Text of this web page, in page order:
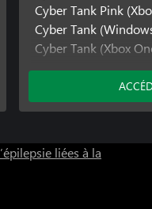
Cyber Tank Pink
Cyber Tank
Cyber Tank (Xbox
Cyber Tank (Xbox
Cyber Tank 2
Cyber Tank Nano
Cyber Tank Nano
liées à la